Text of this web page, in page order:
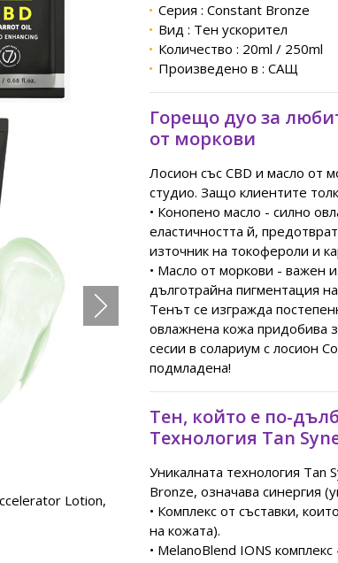
Lotion,
Серия : Constant Bronze
Вид : Тен ускорител
Количество : 20ml / 250ml
Произведено в : САЩ
Горещо дуо за
от моркови
Лосион със CBD и масло от
студио. Защо клиентите
• Конопено масло - силно
еластичността й,
източник на токофероли и
• Масло от моркови - важен
дълготрайна пигментация
Тенът се изгражда
овлажнена кожа придобива
сесии в солариум с лосион
подмладена!
Тен, който е по-
Технология Tan
Уникалната технология Tan
Bronze, означава синергия
• Комплекс от съставки,
на кожата).
• MelanoBlend IONS